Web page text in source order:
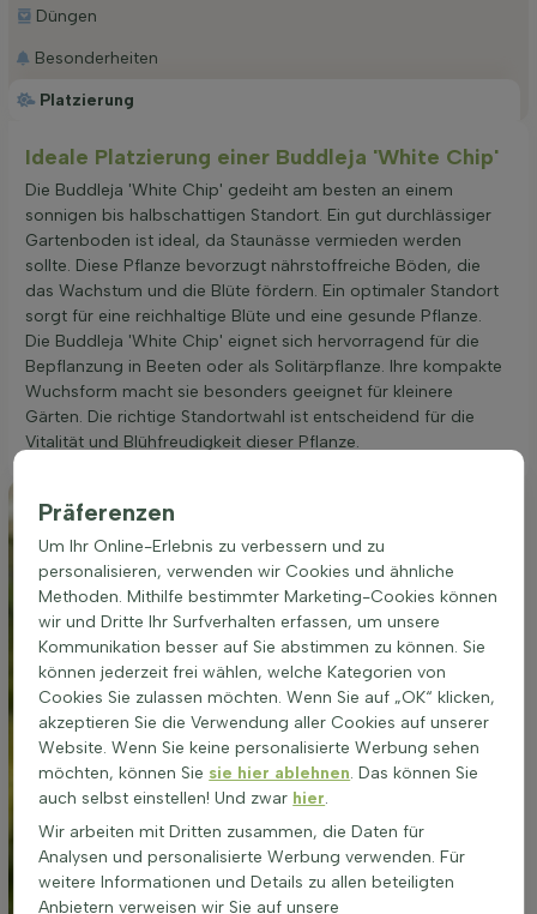
Platzierung
Düngen
Besonderheiten
Ideale Platzierung einer Buddleja 'White Chip'
Die Buddleja 'White Chip' gedeiht am besten an einem
sonnigen bis halbschattigen Standort. Ein gut durchlässiger
Gartenboden ist ideal, da Staunässe vermieden werden
sollte. Diese Pflanze bevorzugt nährstoffreiche Böden, die
das Wachstum und die Blüte fördern. Ein optimaler Standort
sorgt für eine reichhaltige Blüte und eine gesunde Pflanze.
Die Buddleja 'White Chip' eignet sich hervorragend für die
Bepflanzung in Beeten oder als Solitärpflanze. Ihre kompakte
Wuchsform macht sie besonders geeignet für kleinere
Gärten. Die richtige Standortwahl ist entscheidend für die
Vitalität und Blühfreudigkeit dieser Pflanze.
Präferenzen
Um Ihr Online-Erlebnis zu verbessern und zu
personalisieren, verwenden wir Cookies und ähnliche
Methoden. Mithilfe bestimmter Marketing-Cookies können
wir und Dritte Ihr Surfverhalten erfassen, um unsere
Kommunikation besser auf Sie abstimmen zu können. Sie
können jederzeit frei wählen, welche Kategorien von
Cookies Sie zulassen möchten. Wenn Sie auf „OK“ klicken,
akzeptieren Sie die Verwendung aller Cookies auf unserer
Website. Wenn Sie keine personalisierte Werbung sehen
möchten, können Sie sie hier ablehnen. Das können Sie
auch selbst einstellen! Und zwar hier.
Wir arbeiten mit Dritten zusammen, die Daten für
Analysen und personalisierte Werbung verwenden. Für
weitere Informationen und Details zu allen beteiligten
Anbietern verweisen wir Sie auf unsere